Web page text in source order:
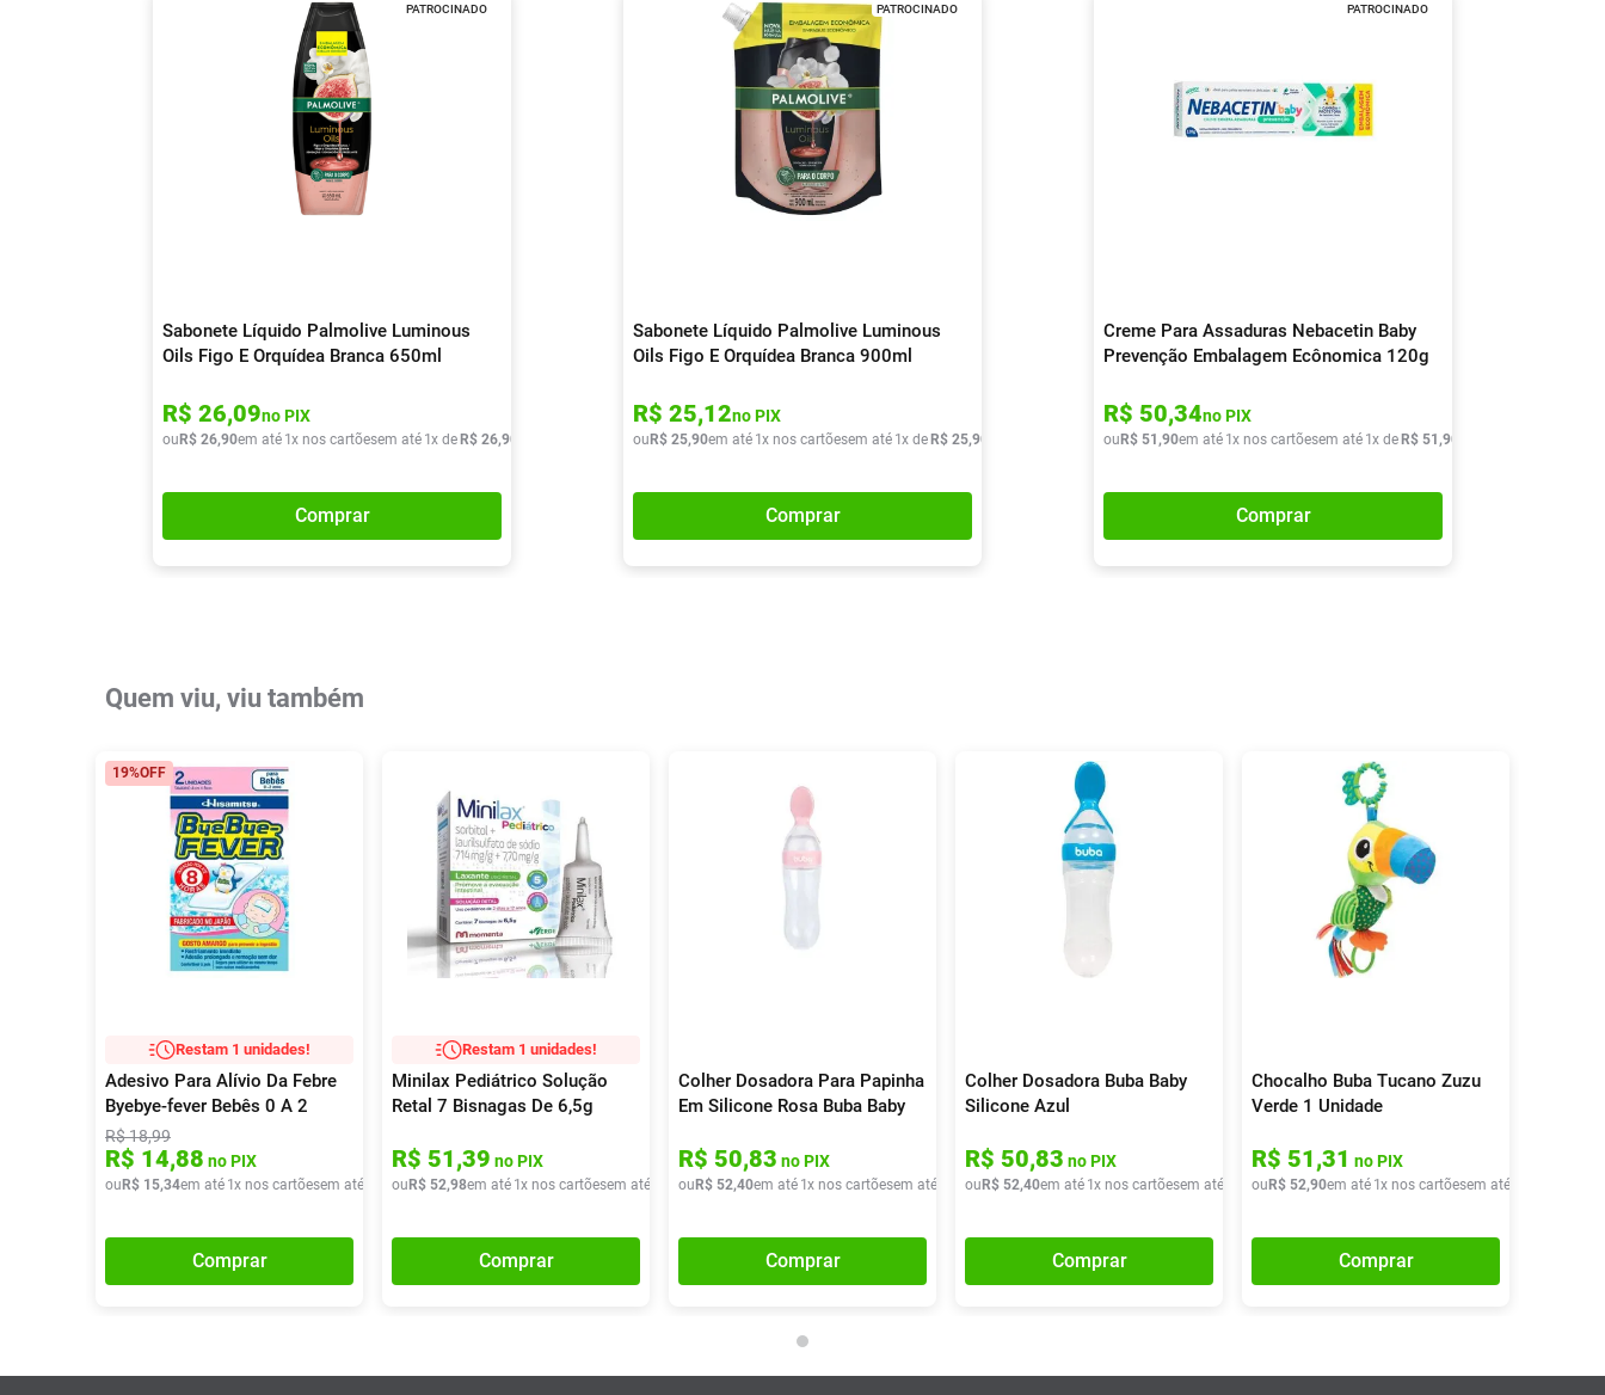
PATROCINADO
Sabonete Líquido Palmolive Luminous
Oils Figo E Orquídea Branca 650ml
R$ 26,09no PIX
ou R$ 26,90em até 1x nos cartõesem até 1x de R$ 26,90
Comprar
PATROCINADO
Sabonete Líquido Palmolive Luminous
Oils Figo E Orquídea Branca 900ml
R$ 25,12no PIX
ou R$ 25,90em até 1x nos cartõesem até 1x de R$ 25,90
Comprar
PATROCINADO
Creme Para Assaduras Nebacetin Baby
Prevenção Embalagem Ecônomica 120g
R$ 50,34no PIX
ou R$ 51 ,90em até 1x nos cartõesem até 1x de R$ 51 ,90
Comprar
Quem viu, viu também
19%OFF
Restam 1 unidades!
Adesivo Para Alívio Da Febre
Byebye-fever Bebês 0 A 2
Anos 2 Unidades
R$18,99
R$ 14,88 no PIX
ou R$ 15,34em até 1x nos cartõesem até x deR$ 15,34
Comprar
Restam 1 unidades!
Minilax Pediátrico Solução
Retal 7 Bisnagas De 6,5g
R$ 51,39 no PIX
ou R$ 52,98em até 1x nos cartõesem até x deR$ 52,98
Comprar
Colher Dosadora Para Papinha
Em Silicone Rosa Buba Baby
R$ 50,83 no PIX
ou R$ 52,40em até 1x nos cartõesem até x deR$ 52,40
Comprar
Colher Dosadora Buba Baby
Silicone Azul
R$ 50,83 no PIX
ou R$ 52,40em até 1x nos cartõesem até x deR$ 52,40
Comprar
Chocalho Buba Tucano Zuzu
Verde 1 Unidade
R$ 51,31 no PIX
ou R$ 52,90em até 1x nos cartõesem até
Comprar